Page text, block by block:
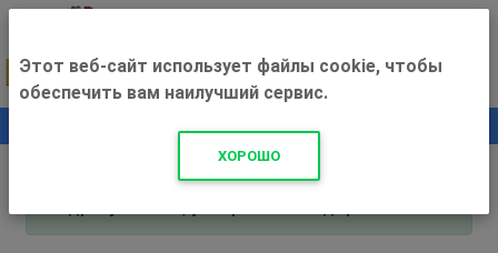
+500 ₽
Внимание! С 3 августа магазин работает по
Этот веб-сайт использует файлы cookie, чтобы
обеспечить вам наилучший сервис.
ХОРОШО